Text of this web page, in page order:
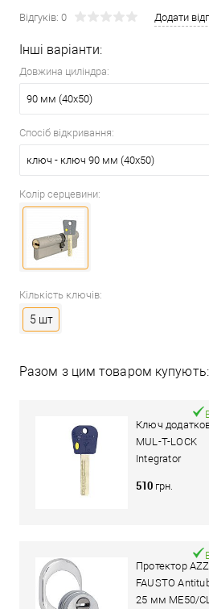
Відгуків: 0 Додати
Інші варіанти:
Довжина циліндра:
90 мм (40x50)
Спосіб відкривання:
ключ - ключ 90 мм (40x50)
Колір серцевини:
Кількість ключів:
5 шт
Разом з цим товаром купують:
Ключ
MUL-T-LOCK
Integrator
510 грн.
Протектор
FAUSTO
25 мм ME50/CL